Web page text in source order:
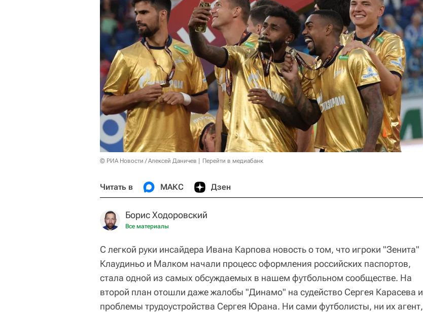
© РИА Новости / Алексей Даничев Перейти в медиабанк
Читать в МАКС Дзен
Борис Ходоровский
Все материалы
С легкой руки инсайдера Ивана Карпова новость о том, что игроки "Зенита"
Клаудиньо и Малком начали процесс оформления российских паспортов,
стала одной из самых обсуждаемых в нашем футбольном сообществе. На
второй план отошли даже жалобы "Динамо" на судейство Сергея Карасева и
проблемы трудоустройства Сергея Юрана. Ни сами футболисты, ни их агент,